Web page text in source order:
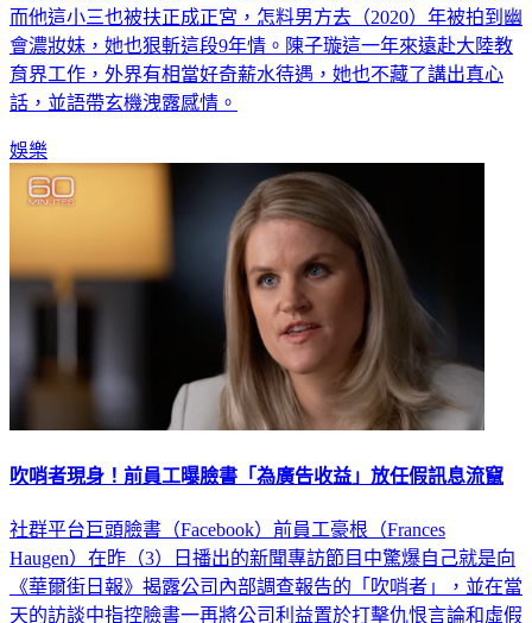
而他這小三也被扶正成正宮，怎料男方去（2020）年被拍到幽
會濃妝妹，她也狠斬這段9年情。陳子璇這一年來遠赴大陸教
育界工作，外界有相當好奇薪水待遇，她也不藏了講出真心
話，並語帶玄機洩露感情。
娛樂
吹哨者現身！前員工曝臉書「為廣告收益」放任假訊息流竄
社群平台巨頭臉書（Facebook）前員工豪根（Frances
Haugen）在昨（3）日播出的新聞專訪節目中驚爆自己就是向
《華爾街日報》揭露公司內部調查報告的「吹哨者」，並在當
天的訪談中指控臉書一再將公司利益置於打擊仇恨言論和虛假